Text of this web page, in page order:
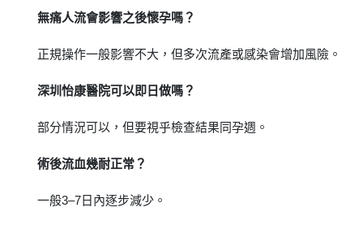
無痛人流會影響之後懷孕嗎？
正規操作一般影響不大，但多次流產或感染會增加風險。
深圳怡康醫院可以即日做嗎？
部分情況可以，但要視乎檢查結果同孕週。
術後流血幾耐正常？
一般3–7日內逐步減少。